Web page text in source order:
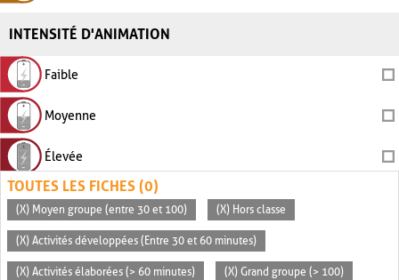
INTENSITÉ D'ANIMATION
Faible
Moyenne
Élevée
TOUTES LES FICHES (0)
(X) Moyen groupe (entre 30 et 100) (X) Hors classe
(X) Activités développées (Entre 30 et 60 minutes)
(X) Activités élaborées (> 60 minutes) (X) Grand groupe (> 100)